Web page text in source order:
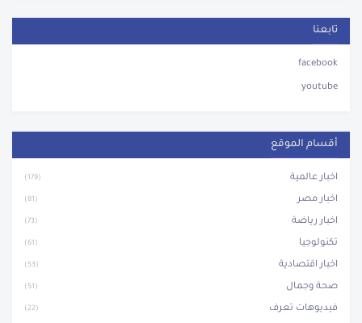
تابعنا
facebook
youtube
أقسام الموقع
اخبار عالمية (179)
اخبار مصر (81)
اخبار رياضة (73)
تكنولوجيا (61)
اخبار اقتصادية (53)
صحة وجمال (51)
فيديوهات تعرف (22)